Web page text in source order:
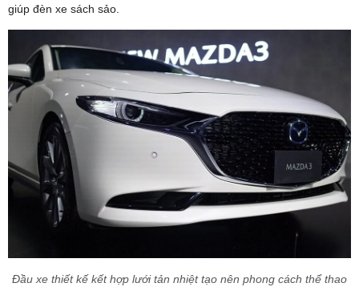
giúp đèn xe sách sảo.
Đầu xe thiết kế kết hợp lưới tản nhiệt tạo nên phong cách thể thao